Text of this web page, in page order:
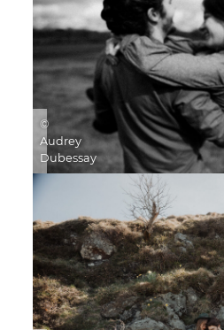
©
Audrey
Dubessay